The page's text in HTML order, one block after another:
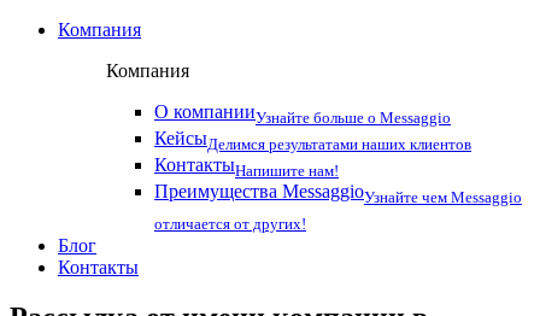
Компания
Компания
О компанииУзнайте больше о Messaggio
КейсыДелимся результатами наших клиентов
КонтактыНапишите нам!
Преимущества MessaggioУзнайте чем Messaggio
отличается от других!
Блог
Контакты